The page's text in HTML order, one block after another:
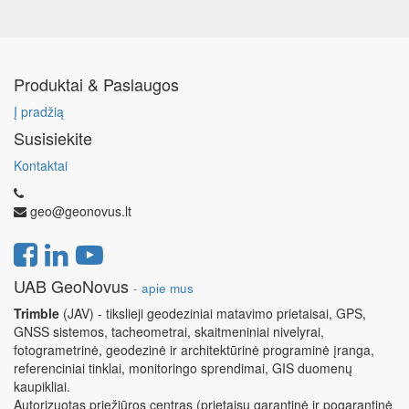
Produktai & Paslaugos
Į pradžią
Susisiekite
Kontaktai
geo@geonovus.lt
UAB GeoNovus - apie mus
Trimble (JAV) - tikslieji geodeziniai matavimo prietaisai, GPS,
GNSS sistemos, tacheometrai, skaitmeniniai nivelyrai,
fotogrametrinė, geodezinė ir architektūrinė programinė įranga,
referenciniai tinklai, monitoringo sprendimai, GIS duomenų
kaupikliai.
Autorizuotas priežiūros centras (prietaisų garantinė ir pogarantinė